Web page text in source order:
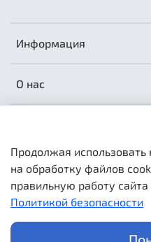
Информация
О нас
МатрасОптТорг © 2026
письменного разрешения
носят справочный характер
Продолжая использовать
на обработку файлов
правильную работу
Политикой безопасности